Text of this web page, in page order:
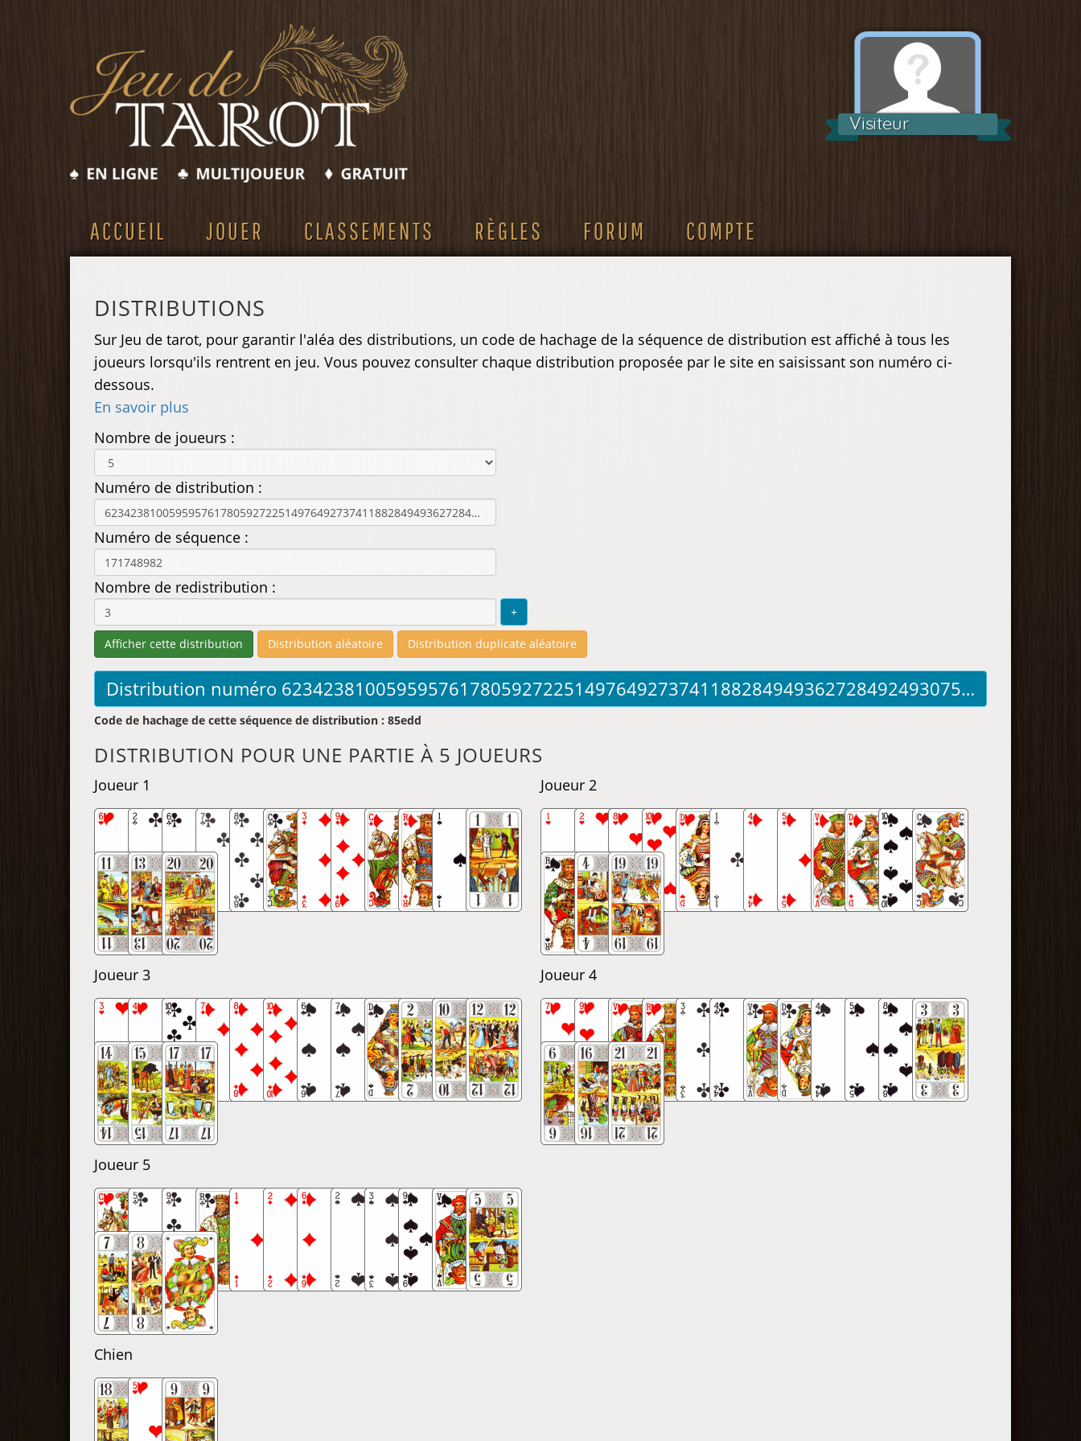
Visiteur
ACCUEIL JOUER CLASSEMENTS RÈGLES FORUM COMPTE
DISTRIBUTIONS
Sur Jeu de tarot, pour garantir l'aléa des distributions, un code de hachage de la séquence de distribution est affiché à tous les
joueurs lorsqu'ils rentrent en jeu. Vous pouvez consulter chaque distribution proposée par le site en saisissant son numéro ci-
dessous.
En savoir plus
Nombre de joueurs :
Numéro de distribution :
Numéro de séquence :
Nombre de redistribution :
Code de hachage de cette séquence de distribution : 85edd
DISTRIBUTION POUR UNE PARTIE À 5 JOUEURS
Joueur 1 Joueur 2
Joueur 3 Joueur 4
Joueur 5
Chien